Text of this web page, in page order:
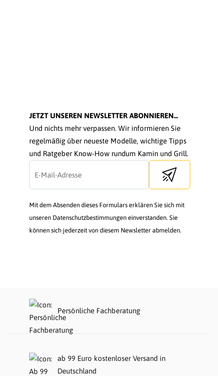
JETZT UNSEREN NEWSLETTER ABONNIEREN...
Und nichts mehr verpassen. Wir informieren Sie
regelmäßig über neueste Modelle, wichtige Tipps
und Ratgeber Know-How rundum Kamin und Grill.
Send newsletter
Mit dem Absenden dieses Formulars erklären Sie sich mit
unseren Datenschutzbestimmungen einverstanden. Sie
können sich jederzeit von diesem Newsletter abmelden.
Persönliche Fachberatung
ab 99 Euro kostenloser Versand in
Deutschland